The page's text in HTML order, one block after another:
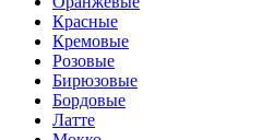
Красные
Кремовые
Розовые
Бирюзовые
Бордовые
Латте